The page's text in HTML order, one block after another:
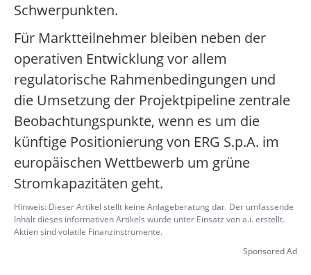
Schwerpunkten.
Für Marktteilnehmer bleiben neben der
operativen Entwicklung vor allem
regulatorische Rahmenbedingungen und
die Umsetzung der Projektpipeline zentrale
Beobachtungspunkte, wenn es um die
künftige Positionierung von ERG S.p.A. im
europäischen Wettbewerb um grüne
Stromkapazitäten geht.
Hinweis: Dieser Artikel stellt keine Anlageberatung dar. Der umfassende
Inhalt dieses informativen Artikels wurde unter Einsatz von a.i. erstellt.
Aktien sind volatile Finanzinstrumente.
Sponsored Ad